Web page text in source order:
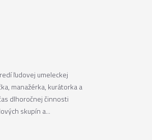
ľudovej umeleckej
manažérka, kurátorka a
dlhoročnej činnosti
skupín a...